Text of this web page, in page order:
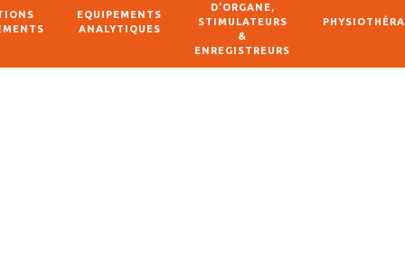
EQUIPEMENTS
ANALYTIQUES
D’ORGANE,
STIMULATEURS
&
ENREGISTREURS